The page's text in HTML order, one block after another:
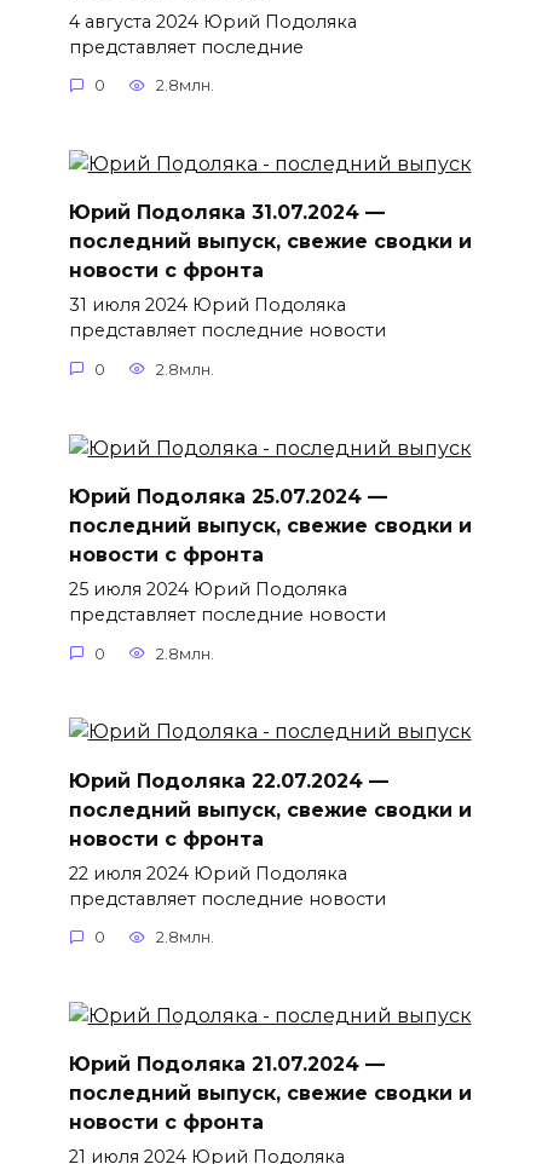
4 августа 2024 Юрий Подоляка
представляет последние
0 2.8млн.
Юрий Подоляка 31.07.2024 —
последний выпуск, свежие сводки и
новости с фронта
31 июля 2024 Юрий Подоляка
представляет последние новости
0 2.8млн.
Юрий Подоляка 25.07.2024 —
последний выпуск, свежие сводки и
новости с фронта
25 июля 2024 Юрий Подоляка
представляет последние новости
0 2.8млн.
Юрий Подоляка 22.07.2024 —
последний выпуск, свежие сводки и
новости с фронта
22 июля 2024 Юрий Подоляка
представляет последние новости
0 2.8млн.
Юрий Подоляка 21.07.2024 —
последний выпуск, свежие сводки и
новости с фронта
21 июля 2024 Юрий Подоляка